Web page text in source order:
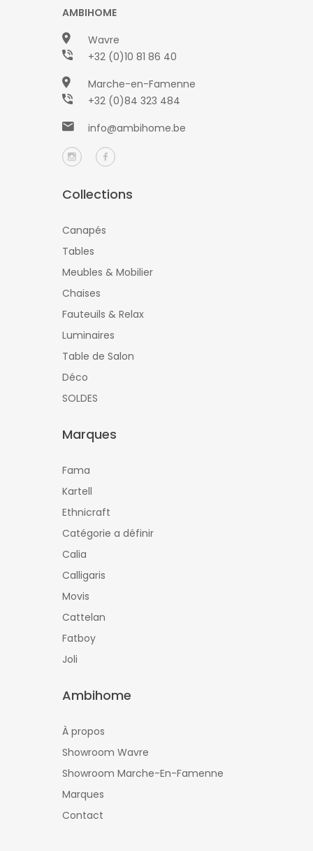
AMBIHOME
Wavre
+32 (0)10 81 86 40
Marche-en-Famenne
+32 (0)84 323 484
info@ambihome.be
Collections
Canapés
Tables
Meubles & Mobilier
Chaises
Fauteuils & Relax
Luminaires
Table de Salon
Déco
SOLDES
Marques
Fama
Kartell
Ethnicraft
Catégorie a définir
Calia
Calligaris
Movis
Cattelan
Fatboy
Joli
Ambihome
À propos
Showroom Wavre
Showroom Marche-En-Famenne
Marques
Contact